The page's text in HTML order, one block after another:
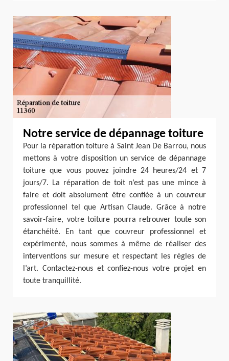
Notre service de dépannage toiture
Pour la réparation toiture à Saint Jean De Barrou, nous
mettons à votre disposition un service de dépannage
toiture que vous pouvez joindre 24 heures/24 et 7
jours/7. La réparation de toit n’est pas une mince à
faire et doit absolument être confiée à un couvreur
professionnel tel que Artisan Claude. Grâce à notre
savoir-faire, votre toiture pourra retrouver toute son
étanchéité. En tant que couvreur professionnel et
expérimenté, nous sommes à même de réaliser des
interventions sur mesure et respectant les règles de
l’art. Contactez-nous et confiez-nous votre projet en
toute tranquillité.